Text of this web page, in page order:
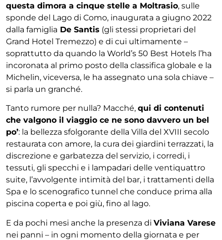
questa dimora a cinque stelle a Moltrasio, sulle
sponde del Lago di Como, inaugurata a giugno 2022
dalla famiglia De Santis (gli stessi proprietari del
Grand Hotel Tremezzo) e di cui ultimamente –
soprattutto da quando la World’s 50 Best Hotels l’ha
incoronata al primo posto della classifica globale e la
Michelin, viceversa, le ha assegnato una sola chiave –
si parla un granché.
Tanto rumore per nulla? Macché, qui di contenuti
che valgono il viaggio ce ne sono davvero un bel
po’: la bellezza sfolgorante della Villa del XVIII secolo
restaurata con amore, la cura dei giardini terrazzati, la
discrezione e garbatezza del servizio, i corredi, i
tessuti, gli specchi e i lampadari delle ventiquattro
suite, l’avvolgente intimità del bar, i trattamenti della
Spa e lo scenografico tunnel che conduce prima alla
piscina coperta e poi giù, fino al lago.
E da pochi mesi anche la presenza di Viviana Varese
nei panni – in ogni momento della giornata e per